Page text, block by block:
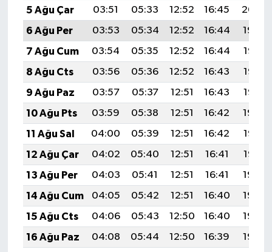
5 Ağu Çar
03:51 05:33 12:52 16:45
20:00
6 Ağu Per
03:53 05:34 12:52 16:44
19:59
7 Ağu Cum
03:54 05:35 12:52 16:44
19:58
8 Ağu Cts
03:56 05:36 12:52 16:43
19:57
9 Ağu Paz
03:57 05:37 12:51 16:43
19:55
10 Ağu Pts
03:59 05:38 12:51 16:42
19:54
11 Ağu Sal
04:00 05:39 12:51 16:42
19:53
12 Ağu Çar
04:02 05:40 12:51 16:41
19:52
13 Ağu Per
04:03 05:41 12:51 16:41
19:50
14 Ağu Cum
04:05 05:42 12:51 16:40
19:49
15 Ağu Cts
04:06 05:43 12:50 16:40
19:48
16 Ağu Paz
04:08 05:44 12:50 16:39
19:46